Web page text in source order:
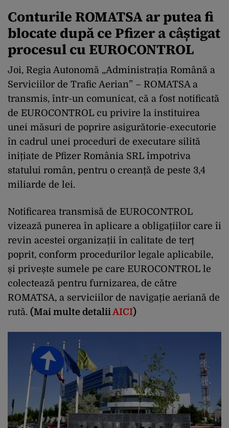
Conturile ROMATSA ar putea fi
blocate după ce Pfizer a câștigat
procesul cu EUROCONTROL
Joi, Regia Autonomă „Administrația Română a
Serviciilor de Trafic Aerian” – ROMATSA a
transmis, într-un comunicat, că a fost notificată
de EUROCONTROL cu privire la instituirea
unei măsuri de poprire asigurătorie-executorie
în cadrul unei proceduri de executare silită
inițiate de Pfizer România SRL împotriva
statului român, pentru o creanță de peste 3,4
miliarde de lei.
Notificarea transmisă de EUROCONTROL
vizează punerea în aplicare a obligațiilor care îi
revin acestei organizații în calitate de terț
poprit, conform procedurilor legale aplicabile,
și privește sumele pe care EUROCONTROL le
colectează pentru furnizarea, de către
ROMATSA, a serviciilor de navigație aeriană de
rută. (Mai multe detalii AICI)